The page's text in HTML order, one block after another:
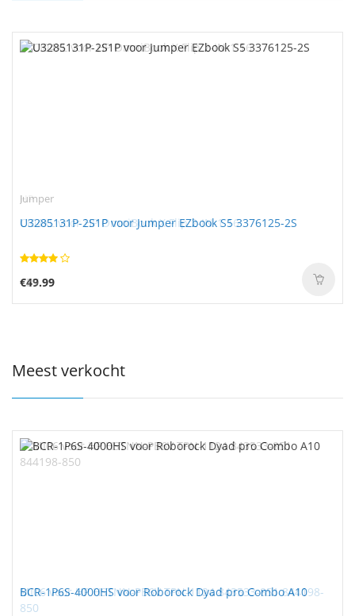
HP
CI04XL voor HP OmniBook X Flip 2-IN-1 16
€57.99
Jumper
U3285131P-2S1P voor Jumper EZbook S5 3376125-2S
€49.99
Meest verkocht
MI06 voor HP HSTNN-PB6V TPN-1124 843533-851 844198-
850
BCR-1P6S-4000HS voor Roborock Dyad pro Combo A10